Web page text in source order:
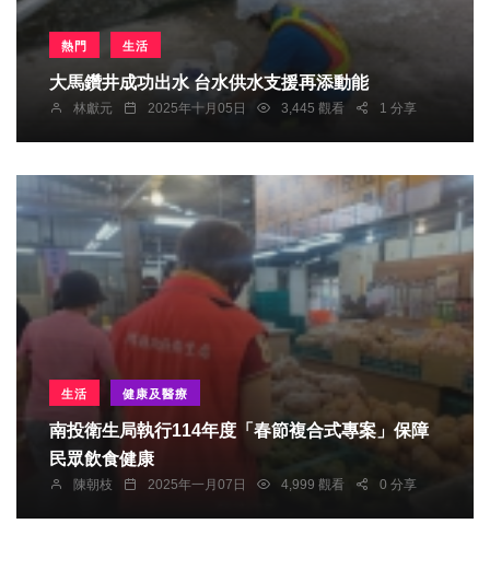
熱門 生活
大馬鑽井成功出水 台水供水支援再添動能
林獻元 2025年十月05日 3,445 觀看 1 分享
生活 健康及醫療
南投衛生局執行114年度「春節複合式專案」保障
民眾飲食健康
陳朝枝 2025年一月07日 4,999 觀看 0 分享